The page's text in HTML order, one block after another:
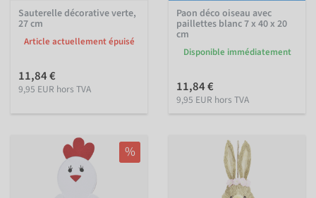
Sauterelle décorative verte,
27 cm
Article actuellement épuisé
11,84 €
9,95 EUR hors TVA
Paon déco oiseau avec
paillettes blanc 7 x 40 x 20
cm
Disponible immédiatement
11,84 €
9,95 EUR hors TVA
%